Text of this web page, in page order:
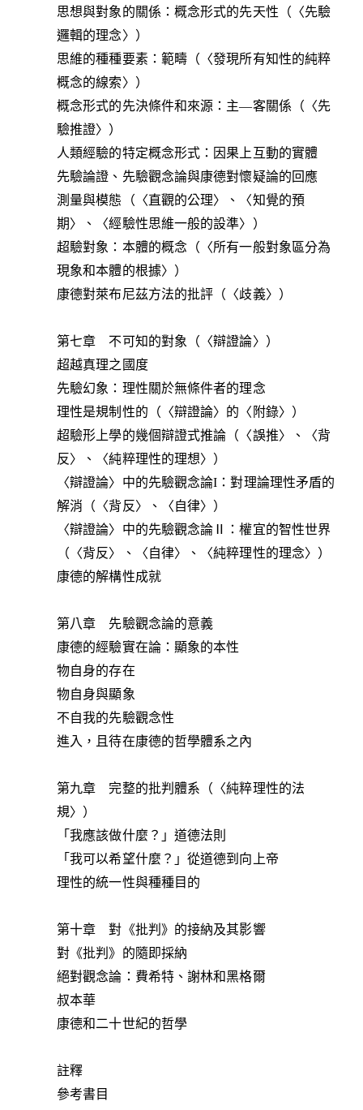
思想與對象的關係：概念形式的先天性（〈先驗
邏輯的理念〉）
思維的種種要素：範疇（〈發現所有知性的純粹
概念的線索〉）
概念形式的先決條件和來源：主—客關係（〈先
驗推證〉）
人類經驗的特定概念形式：因果上互動的實體
先驗論證、先驗觀念論與康德對懷疑論的回應
測量與模態（〈直觀的公理〉、〈知覺的預
期〉、〈經驗性思維一般的設準〉）
超驗對象：本體的概念（〈所有一般對象區分為
現象和本體的根據〉）
康德對萊布尼茲方法的批評（〈歧義〉）
第七章 不可知的對象（〈辯證論〉）
超越真理之國度
先驗幻象：理性關於無條件者的理念
理性是規制性的（〈辯證論〉的〈附錄〉）
超驗形上學的幾個辯證式推論（〈誤推〉、〈背
反〉、〈純粹理性的理想〉）
〈辯證論〉中的先驗觀念論I：對理論理性矛盾的
解消（〈背反〉、〈自律〉）
〈辯證論〉中的先驗觀念論Ⅱ：權宜的智性世界
（〈背反〉、〈自律〉、〈純粹理性的理念〉）
康德的解構性成就
第八章 先驗觀念論的意義
康德的經驗實在論：顯象的本性
物自身的存在
物自身與顯象
不自我的先驗觀念性
進入，且待在康德的哲學體系之內
第九章 完整的批判體系（〈純粹理性的法
規〉）
「我應該做什麼？」道德法則
「我可以希望什麼？」從道德到向上帝
理性的統一性與種種目的
第十章 對《批判》的接納及其影響
對《批判》的隨即採納
絕對觀念論：費希特、謝林和黑格爾
叔本華
康德和二十世紀的哲學
註釋
參考書目